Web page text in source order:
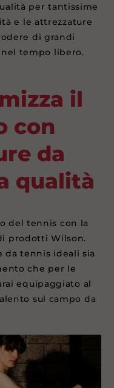
per tantissime
e le attrezzature
di grandi
tempo libero.
il
con
da
qualità
del tennis con la
prodotti Wilson.
da tennis ideali sia
che per le
equipaggiato al
sul campo da